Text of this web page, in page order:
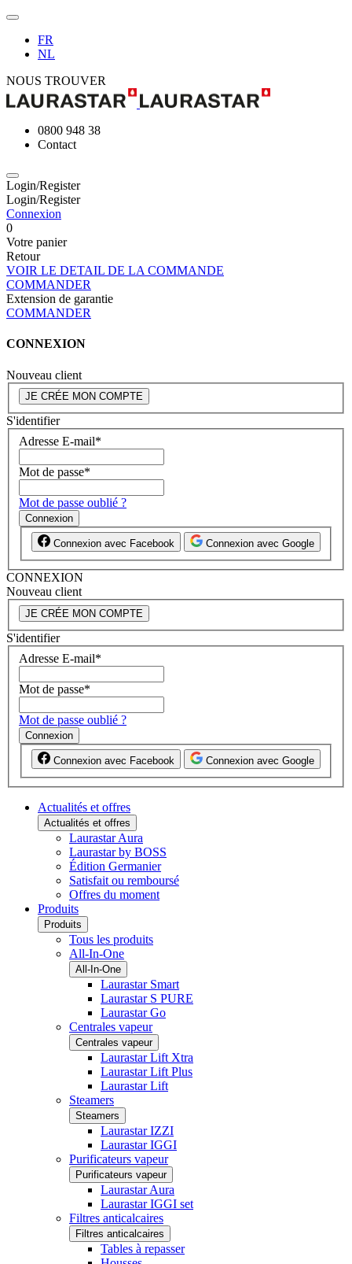
FR
NL
NOUS TROUVER
0800 948 38
Contact
Login/Register
Login/Register
Connexion
0
Votre panier
Retour
VOIR LE DETAIL DE LA COMMANDE
COMMANDER
Extension de garantie
COMMANDER
CONNEXION
Nouveau client
JE CRÉE MON COMPTE
S'identifier
Adresse E-mail*
Mot de passe*
Mot de passe oublié ?
Connexion
Connexion avec Facebook Connexion avec Google
CONNEXION
Nouveau client
JE CRÉE MON COMPTE
S'identifier
Adresse E-mail*
Mot de passe*
Mot de passe oublié ?
Connexion
Connexion avec Facebook Connexion avec Google
Actualités et offres
Actualités et offres
Laurastar Aura
Laurastar by BOSS
Édition Germanier
Satisfait ou remboursé
Offres du moment
Produits
Produits
Tous les produits
All-In-One
All-In-One
Laurastar Smart
Laurastar S PURE
Laurastar Go
Centrales vapeur
Centrales vapeur
Laurastar Lift Xtra
Laurastar Lift Plus
Laurastar Lift
Steamers
Steamers
Laurastar IZZI
Laurastar IGGI
Purificateurs vapeur
Purificateurs vapeur
Laurastar Aura
Laurastar IGGI set
Filtres anticalcaires
Filtres anticalcaires
Tables à repasser